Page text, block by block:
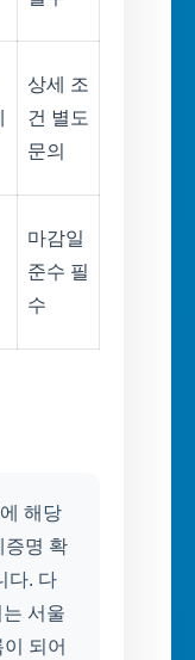
상세 조
건 별도
문의
마감일
준수 필
수
해당
증명 확
다. 다
서울
되어